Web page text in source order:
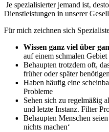
Je spezialisierter jemand ist,
Dienstleistungen in unserer
Für mich zeichnen sich
Wissen ganz viel über
auf einem schmalen Gebiet
Behaupten trotzdem oft,
früher oder später benötigen
Haben häufig eine
Probleme
Sehen sich zu regelmäßig
und letzte Instanz. Filter
Behaupten Menschen
nichts machen‘